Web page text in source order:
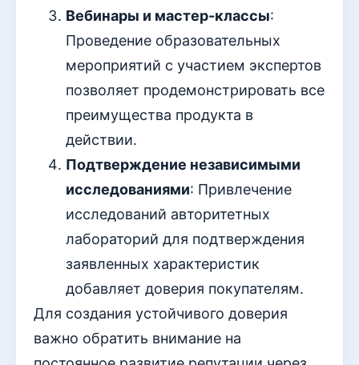
Вебинары и мастер-классы:
Проведение образовательных
мероприятий с участием экспертов
позволяет продемонстрировать все
преимущества продукта в
действии.
Подтверждение независимыми
исследованиями: Привлечение
исследований авторитетных
лабораторий для подтверждения
заявленных характеристик
добавляет доверия покупателям.
Для создания устойчивого доверия
важно обратить внимание на